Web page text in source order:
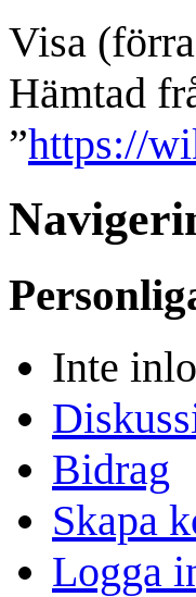
Visa (
Hämtad
”https://
Inte
Bidrag
Skapa
Logga